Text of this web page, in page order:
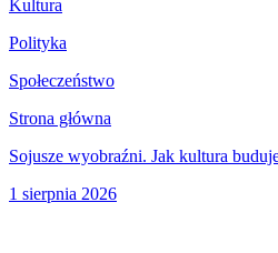
Kultura
Polityka
Społeczeństwo
Strona główna
Sojusze wyobraźni. Jak kultura
1 sierpnia 2026